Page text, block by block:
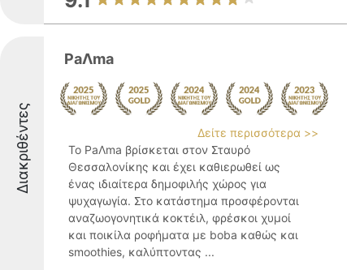
Διακριθέντες
PaΛma
Δείτε περισσότερα >>
Το PaΛma βρίσκεται στον Σταυρό
Θεσσαλονίκης και έχει καθιερωθεί ως
ένας ιδιαίτερα δημοφιλής χώρος για
ψυχαγωγία. Στο κατάστημα προσφέρονται
αναζωογονητικά κοκτέιλ, φρέσκοι χυμοί
και ποικίλα ροφήματα με boba καθώς και
smoothies, καλύπτοντας ...